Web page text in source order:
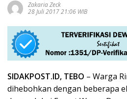
Zakaria Zeck
28 Juli 2017 21:06 WIB
SIDAKPOST.ID, TEBO – Warga
dihebohkan dengan beberapa